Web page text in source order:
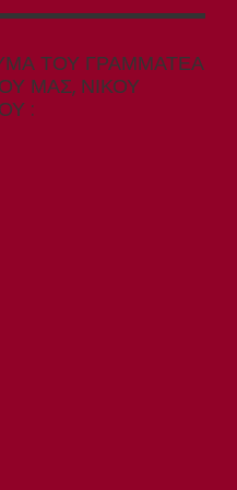
ΤΟΥ ΓΡΑΜΜΑΤΕΑ
ΜΑΣ, ΝΙΚΟΥ
: